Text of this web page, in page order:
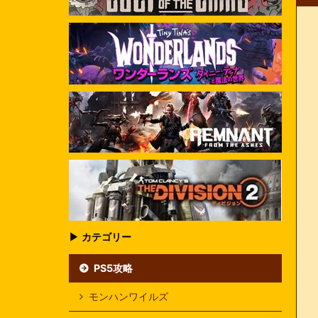
▶ カテゴリー
PS5攻略
モンハンワイルズ